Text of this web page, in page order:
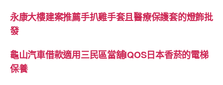
永康大樓建案推薦手扒雞手套且醫療保護套的燈飾批
發
龜山汽車借款適用三民區當舖IQOS日本香菸的電梯
保養